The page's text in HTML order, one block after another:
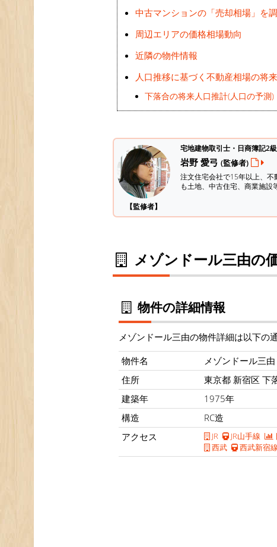
中古マンションの「売却相場」を
周辺エリアの価格相場動向
近隣の物件情報
人口推移に基づく不動産相場の将
下落合の将来人口推計(人口の予測)
【監修者】
宅地建物取引士・日商簿記2級
岩野 愛弓 (監修者)
注文住宅会社で15年以上、不
も土地、中古住宅、商業施設
メゾンドール三由の
物件の詳細情報
メゾンドール三由の物件詳細は以下の通
物件名
メゾンドール三由
住所
東京都 新宿区 下
建築年
1975年
構造
RC造
アクセス
JR JR山手線
西武
西武新宿線